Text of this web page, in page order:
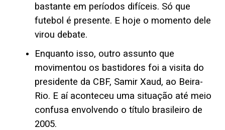
bastante em períodos difíceis. Só que
futebol é presente. E hoje o momento dele
virou debate.
Enquanto isso, outro assunto que
movimentou os bastidores foi a visita do
presidente da CBF, Samir Xaud, ao Beira-
Rio. E aí aconteceu uma situação até meio
confusa envolvendo o título brasileiro de
2005.